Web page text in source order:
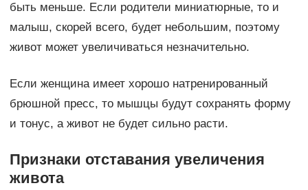
быть меньше. Если родители миниатюрные, то и
малыш, скорей всего, будет небольшим, поэтому
живот может увеличиваться незначительно.
Если женщина имеет хорошо натренированный
брюшной пресс, то мышцы будут сохранять форму
и тонус, а живот не будет сильно расти.
Признаки отставания увеличения
живота